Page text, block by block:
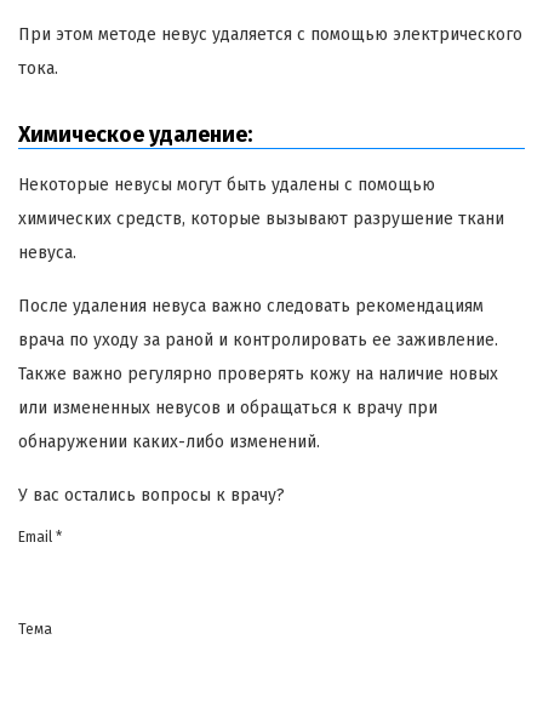
При этом методе невус удаляется с помощью электрического
тока.
Химическое удаление:
Некоторые невусы могут быть удалены с помощью
химических средств, которые вызывают разрушение ткани
невуса.
После удаления невуса важно следовать рекомендациям
врача по уходу за раной и контролировать ее заживление.
Также важно регулярно проверять кожу на наличие новых
или измененных невусов и обращаться к врачу при
обнаружении каких-либо изменений.
У вас остались вопросы к врачу?
Email *
Тема